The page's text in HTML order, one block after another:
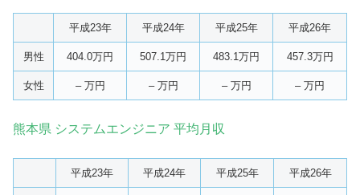
平成23年 平成24年 平成25年 平成26年
男性 404.0万円 507.1万円 483.1万円 457.3万円
女性 – 万円 – 万円 – 万円 – 万円
熊本県 システムエンジニア 平均月収
平成23年 平成24年 平成25年 平成26年